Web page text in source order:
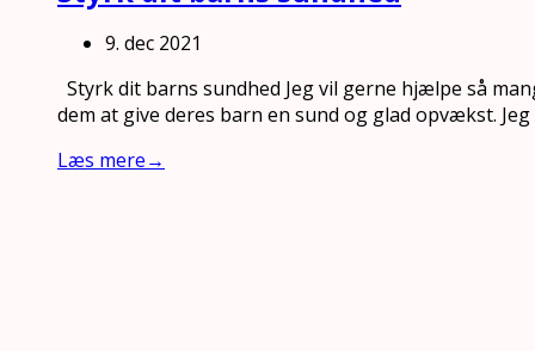
9. dec 2021
Styrk dit barns sundhed Jeg vil gerne hjælpe så
dem at give deres barn en sund og glad opvækst.
Læs mere→